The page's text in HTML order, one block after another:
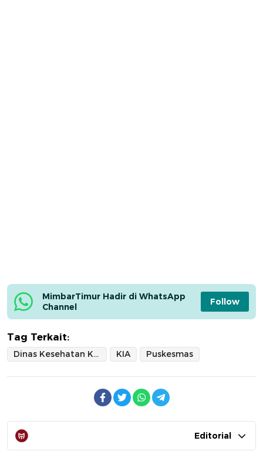
MimbarTimur Hadir di WhatsApp
Channel
Follow
Tag Terkait:
Dinas Kesehatan Kota Ternate KIA Puskesmas
Editorial